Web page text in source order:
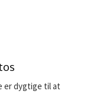
er dygtige til at